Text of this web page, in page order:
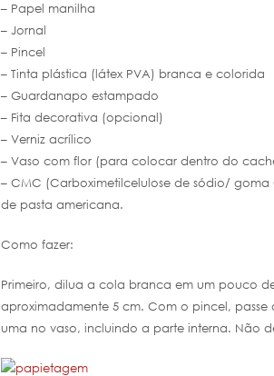
– Papel manilha
– Jornal
– Pincel
– Tinta plástica (látex PVA) branca e colorida
– Guardanapo estampado
– Fita decorativa (opcional)
– Verniz acrílico
– Vaso com flor (para colocar dentro do
– CMC (Carboximetilcelulose de sódio/
de pasta americana.
Como fazer:
Primeiro, dilua a cola branca em um pouco
aproximadamente 5 cm. Com o pincel,
uma no vaso, incluindo a parte interna. Não